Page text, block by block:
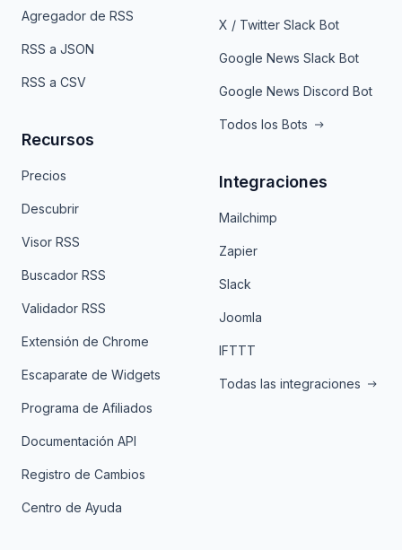
Agregador de RSS
RSS a JSON
RSS a CSV
Recursos
Precios
Descubrir
Visor RSS
Buscador RSS
Validador RSS
Extensión de Chrome
Escaparate de Widgets
Programa de Afiliados
Documentación API
Registro de Cambios
Centro de Ayuda
X / Twitter Slack Bot
Google News Slack Bot
Google News Discord Bot
Todos los Bots
Integraciones
Mailchimp
Zapier
Slack
Joomla
IFTTT
Todas las integraciones